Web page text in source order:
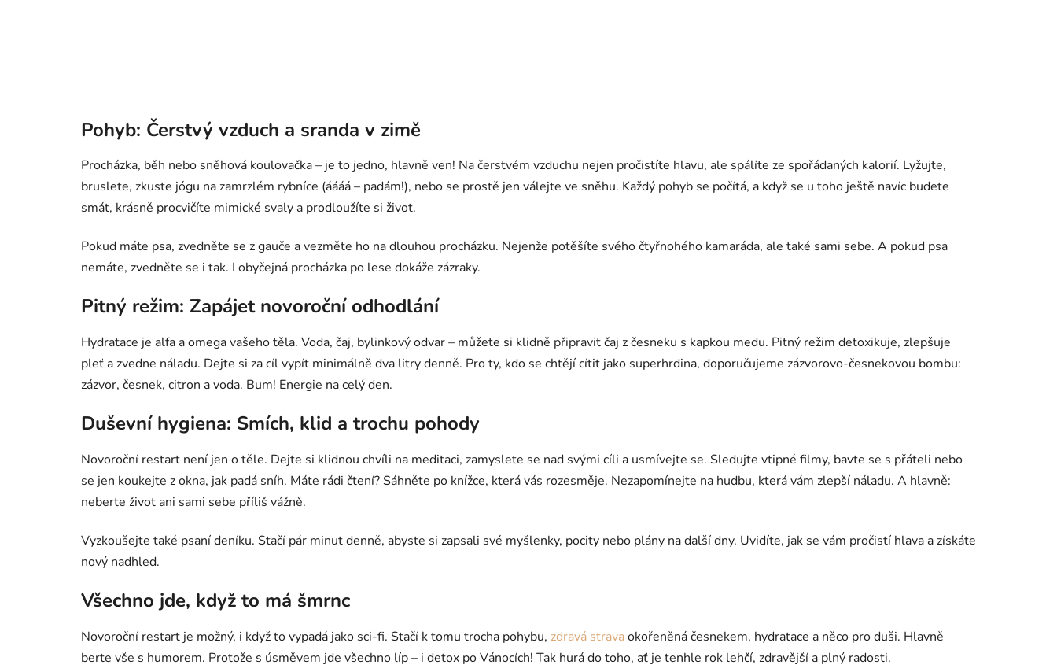
Pohyb: Čerstvý vzduch a sranda v zimě
Procházka, běh nebo sněhová koulovačka – je to jedno, hlavně ven! Na čerstvém vzduchu nejen pročistíte hlavu, ale spálíte ze spořádaných kalorií. Lyžujte,
bruslete, zkuste jógu na zamrzlém rybníce (áááá – padám!), nebo se prostě jen válejte ve sněhu. Každý pohyb se počítá, a když se u toho ještě navíc budete
smát, krásně procvičíte mimické svaly a prodloužíte si život.
Pokud máte psa, zvedněte se z gauče a vezměte ho na dlouhou procházku. Nejenže potěšíte svého čtyřnohého kamaráda, ale také sami sebe. A pokud psa
nemáte, zvedněte se i tak. I obyčejná procházka po lese dokáže zázraky.
Pitný režim: Zapájet novoroční odhodlání
Hydratace je alfa a omega vašeho těla. Voda, čaj, bylinkový odvar – můžete si klidně připravit čaj z česneku s kapkou medu. Pitný režim detoxikuje, zlepšuje
pleť a zvedne náladu. Dejte si za cíl vypít minimálně dva litry denně. Pro ty, kdo se chtějí cítit jako superhrdina, doporučujeme zázvorovo-česnekovou bombu:
zázvor, česnek, citron a voda. Bum! Energie na celý den.
Duševní hygiena: Smích, klid a trochu pohody
Novoroční restart není jen o těle. Dejte si klidnou chvíli na meditaci, zamyslete se nad svými cíli a usmívejte se. Sledujte vtipné filmy, bavte se s přáteli nebo
se jen koukejte z okna, jak padá sníh. Máte rádi čtení? Sáhněte po knížce, která vás rozesměje. Nezapomínejte na hudbu, která vám zlepší náladu. A hlavně:
neberte život ani sami sebe příliš vážně.
Vyzkoušejte také psaní deníku. Stačí pár minut denně, abyste si zapsali své myšlenky, pocity nebo plány na další dny. Uvidíte, jak se vám pročistí hlava a získáte
nový nadhled.
Všechno jde, když to má šmrnc
Novoroční restart je možný, i když to vypadá jako sci-fi. Stačí k tomu trocha pohybu, zdravá stravaokořeněná česnekem, hydratace a něco pro duši. Hlavně
berte vše s humorem. Protože s úsměvem jde všechno líp – i detox po Vánocích! Tak hurá do toho, ať je tenhle rok lehčí, zdravější a plný radosti.